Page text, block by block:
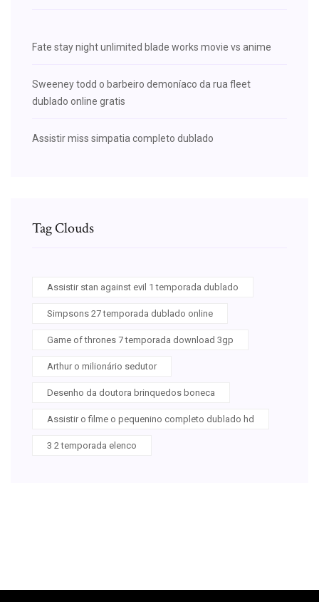
Fate stay night unlimited blade works movie vs anime
Sweeney todd o barbeiro demoníaco da rua fleet
dublado online gratis
Assistir miss simpatia completo dublado
Tag Clouds
Assistir stan against evil 1 temporada dublado
Simpsons 27 temporada dublado online
Game of thrones 7 temporada download 3gp
Arthur o milionário sedutor
Desenho da doutora brinquedos boneca
Assistir o filme o pequenino completo dublado hd
3 2 temporada elenco